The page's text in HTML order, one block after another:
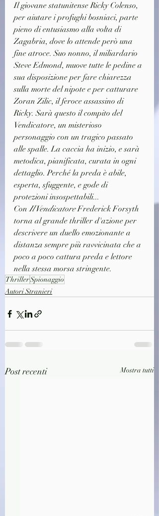
Il giovane statunitense Ricky Colenso,
per aiutare i profughi bosniaci, parte
pieno di entusiasmo alla volta di
Zagabria, dove lo attende però una
fine atroce. Suo nonno, il miliardario
Steve Edmond, muove tutte le pedine a
sua disposizione per fare chiarezza
sulla morte del nipote e per catturare
Zoran Zilic, il feroce assassino di
Ricky. Sarà questo il compito del
Vendicatore, un misterioso
personaggio con un tragico passato
alle spalle. La caccia ha inizio, e sarà
metodica, pianificata, curata in ogni
dettaglio. Perché la preda è abile,
esperta, sfuggente, e gode di
protezioni insospettabili...
Con Il Vendicatore Frederick Forsyth
torna al grande thriller d'azione per
descrivere un duello emozionante a
distanza sempre più ravvicinata che a
poco a poco cattura preda e lettore
nella stessa morsa stringente.
ThrillerSpionaggio
Autori Stranieri
Post recenti Mostra tutti